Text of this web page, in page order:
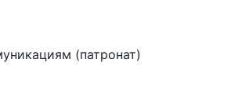
(патронат)